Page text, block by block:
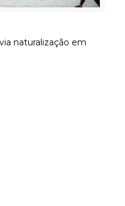
naturalização em